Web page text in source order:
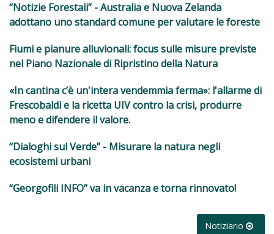
“Notizie Forestali” - Australia e Nuova Zelanda
adottano uno standard comune per valutare le foreste
Fiumi e pianure alluvionali: focus sulle misure previste
nel Piano Nazionale di Ripristino della Natura
«In cantina c’è un'intera vendemmia ferma»: l'allarme di
Frescobaldi e la ricetta UIV contro la crisi, produrre
meno e difendere il valore.
“Dialoghi sul Verde” - Misurare la natura negli
ecosistemi urbani
“Georgofili INFO” va in vacanza e torna rinnovato!
Notiziario